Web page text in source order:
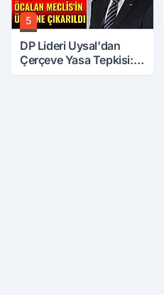
5
DP Lideri Uysal'dan
Çerçeve Yasa Tepkisi: